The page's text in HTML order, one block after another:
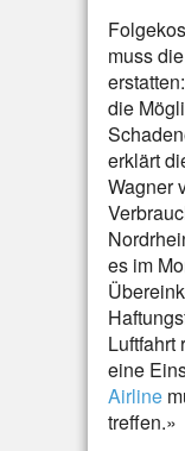
muss
die
erklärt
Wagner
es im
Luftfahrt
eine
Airline
treffen.»